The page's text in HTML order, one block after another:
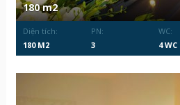
180 m2
Diện tích:
180 M2
PN:
3
WC:
4 WC